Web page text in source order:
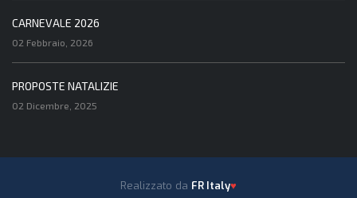
CARNEVALE 2026
02 Febbraio, 2026
PROPOSTE NATALIZIE
02 Dicembre, 2025
Realizzato da FR Italy♥